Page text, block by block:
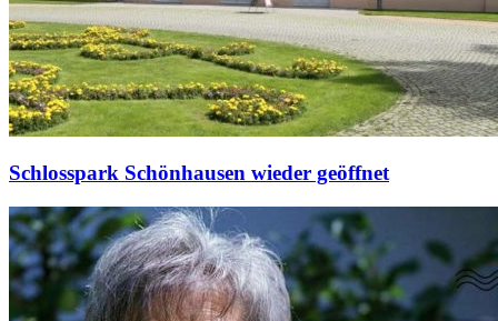
Schlosspark Schönhausen wieder geöffnet